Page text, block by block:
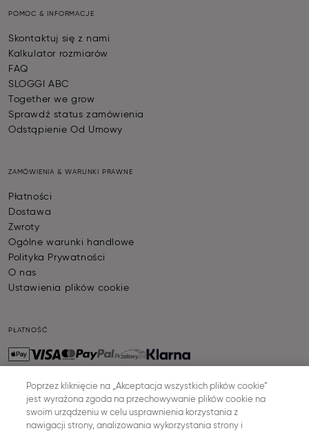
POMOC & INFORMACJE
Skontaktuj się z nami
Kalkulator rozmiarów
FAQ
SLOGGI ABC
Together we grow
Sprawdź status zamówienia
Odstąpienie Od Umowy
ZAMÓWIENIA & WARUNKI PRAWNE
Płatności
Dostawa
Zwroty
Ogólne warunki handlowe
Polityka Prywatności
O nas
Ustawienia plików cookie
PŁATNOŚĆ
WYSYŁKA
Poprzez kliknięcie na „Akceptacja wszystkich plików cookie”
jest wyrażona zgoda na przechowywanie plików cookie na
swoim urządzeniu w celu usprawnienia korzystania z
nawigacji strony, analizowania wykorzystania strony i